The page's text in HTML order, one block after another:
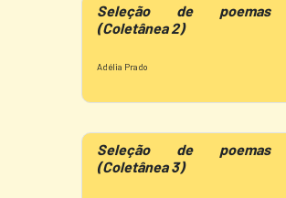
Seleção de poemas
(Coletânea 2)
Adélia Prado
Seleção de poemas
(Coletânea 3)